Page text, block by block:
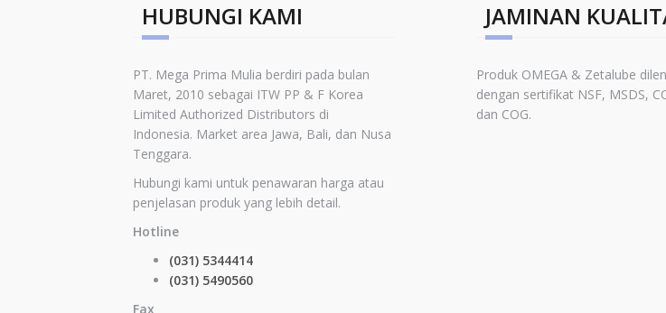
HUBUNGI KAMI
PT. Mega Prima Mulia berdiri pada bulan
Maret, 2010 sebagai ITW PP & F Korea
Limited Authorized Distributors di
Indonesia. Market area Jawa, Bali, dan Nusa
Tenggara.
Hubungi kami untuk penawaran harga atau
penjelasan produk yang lebih detail.
Hotline
(031) 5344414
(031) 5490560
Fax
JAMINAN
Produk OMEGA & Zetalube
dengan sertifikat NSF, MSDS,
dan COG.